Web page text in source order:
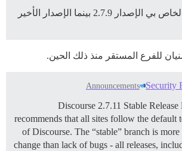
يستخدم المضيف الخاص بي الإصدار 2.7.9 بينما الإصدار الأخير
للفرع المستقر منذ ذلك الحين.
Announcements
Discourse 2.7.11 Stable
recommends that all sites follow the default
of Discourse. The “stable” branch is
change than lack of bugs - all releases,